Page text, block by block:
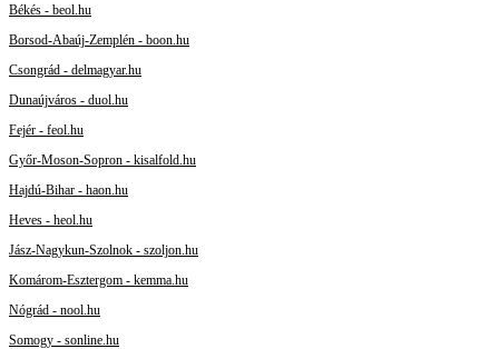
Békés - beol.hu
Borsod-Abaúj-Zemplén - boon.hu
Csongrád - delmagyar.hu
Dunaújváros - duol.hu
Fejér - feol.hu
Győr-Moson-Sopron - kisalfold.hu
Hajdú-Bihar - haon.hu
Heves - heol.hu
Jász-Nagykun-Szolnok - szoljon.hu
Komárom-Esztergom - kemma.hu
Nógrád - nool.hu
Somogy - sonline.hu